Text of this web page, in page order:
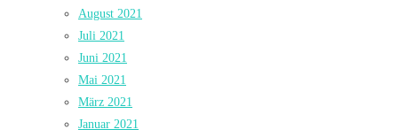
August 2021
Juli 2021
Juni 2021
Mai 2021
März 2021
Januar 2021